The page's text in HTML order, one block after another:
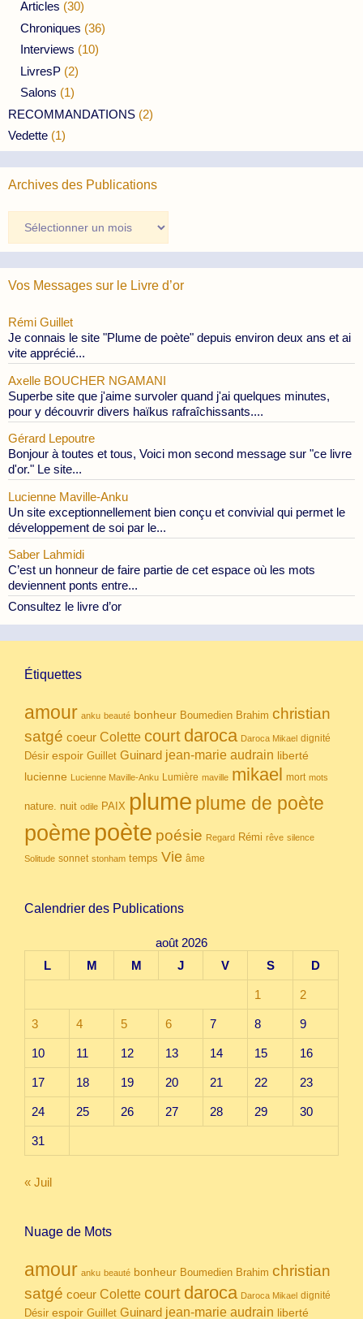
Articles (30)
Chroniques (36)
Interviews (10)
LivresP (2)
Salons (1)
RECOMMANDATIONS (2)
Vedette (1)
Archives des Publications
des
Publications
Vos Messages sur le Livre d’or
Rémi Guillet
Je connais le site "Plume de poète" depuis environ deux ans et ai
vite apprécié...
Axelle BOUCHER NGAMANI
Superbe site que j'aime survoler quand j'ai quelques minutes,
pour y découvrir divers haïkus rafraîchissants....
Gérard Lepoutre
Bonjour à toutes et tous, Voici mon second message sur "ce livre
d'or." Le site...
Lucienne Maville-Anku
Un site exceptionnellement bien conçu et convivial qui permet le
développement de soi par le...
Saber Lahmidi
C’est un honneur de faire partie de cet espace où les mots
deviennent ponts entre...
Consultez le livre d’or
Étiquettes
amour anku beauté bonheur Boumedien Brahim christian
satgé coeur Colette court daroca Daroca Mikael dignité
Désir espoir Guillet Guinard jean-marie audrain liberté
lucienne Lucienne Maville-Anku Lumière maville mikael mort mots
nature. nuit odile PAIX plume plume de poète
poème poète poésie Regard Rémi rêve silence
Solitude sonnet stonham temps Vie âme
Calendrier des Publications
août 2026
L
M M J V S D
1 2
3 4 5 6 7 8 9
10 11 12 13 14 15 16
17 18 19 20 21 22 23
24 25 26 27 28 29 30
31
« Juil
Nuage de Mots
amour anku beauté bonheur Boumedien Brahim christian
satgé coeur Colette court daroca Daroca Mikael dignité
Désir espoir Guillet Guinard jean-marie audrain liberté